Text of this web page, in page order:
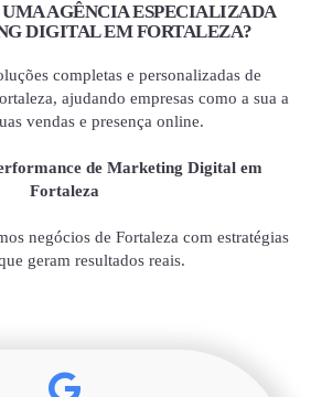
UMA AGÊNCIA ESPECIALIZADA
DIGITAL EM FORTALEZA?
completas e personalizadas de
ajudando empresas como a sua a
vendas e presença online.
de Marketing Digital em
Fortaleza
negócios de Fortaleza com estratégias
geram resultados reais.